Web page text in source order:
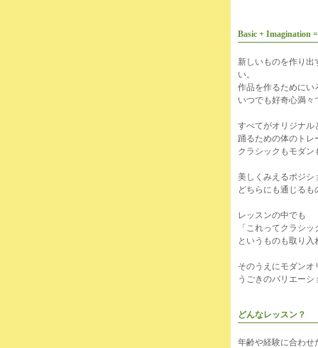
Basic + Imagination
新しいものを作り
い。
作品を作るためにい
いつでも好奇心満
すべてがオリジナル
踊るための体のトレ
クラシックもモダ
美しくみえるポジシ
どちらにも通じる
レッスンの中でも
「これってクラシ
というものも取り入
そのうえにモダン
うごきのバリエー
どんなレッスン？
年齢や経験に合わせ